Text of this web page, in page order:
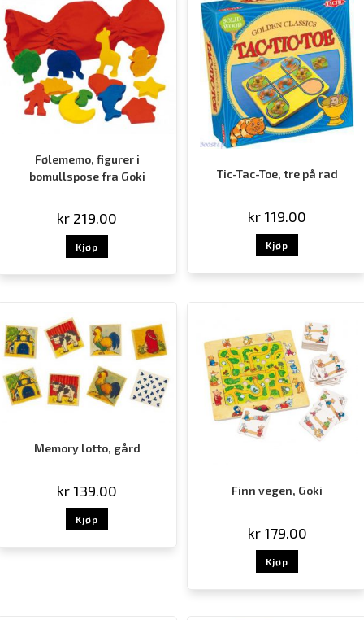
Følememo, figurer i
bomullspose fra Goki
kr 219.00
Kjøp
Tic-Tac-Toe, tre på rad
kr 119.00
Kjøp
Memory lotto, gård
kr 139.00
Kjøp
Finn vegen, Goki
kr179.00
Kjøp